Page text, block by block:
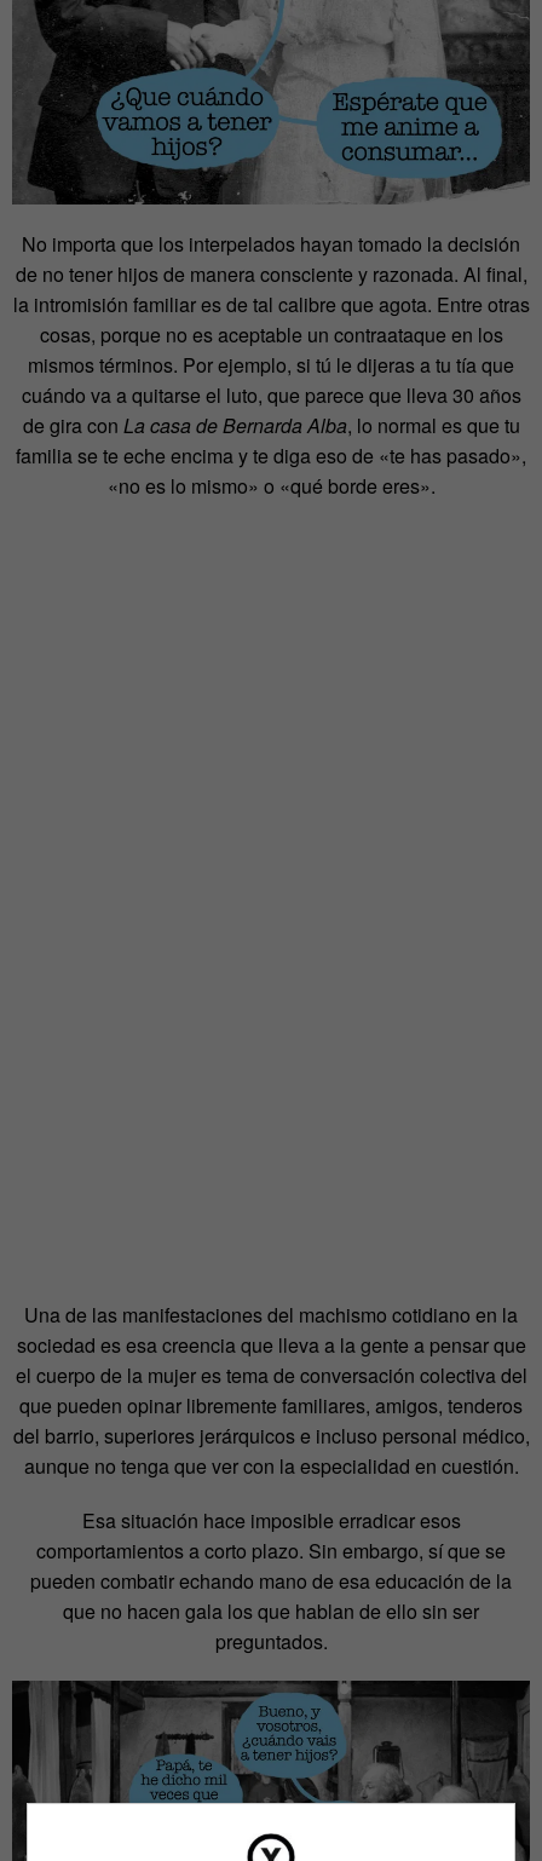
No importa que los interpelados hayan tomado la decisión
de no tener hijos de manera consciente y razonada. Al final,
la intromisión familiar es de tal calibre que agota. Entre otras
cosas, porque no es aceptable un contraataque en los
mismos términos. Por ejemplo, si tú le dijeras a tu tía que
cuándo va a quitarse el luto, que parece que lleva 30 años
de gira con La casa de Bernarda Alba, lo normal es que tu
familia se te eche encima y te diga eso de «te has pasado»,
«no es lo mismo» o «qué borde eres».
Una de las manifestaciones del machismo cotidiano en la
sociedad es esa creencia que lleva a la gente a pensar que
el cuerpo de la mujer es tema de conversación colectiva del
que pueden opinar libremente familiares, amigos, tenderos
del barrio, superiores jerárquicos e incluso personal médico,
aunque no tenga que ver con la especialidad en cuestión.
Esa situación hace imposible erradicar esos
comportamientos a corto plazo. Sin embargo, sí que se
pueden combatir echando mano de esa educación de la
que no hacen gala los que hablan de ello sin ser
preguntados.